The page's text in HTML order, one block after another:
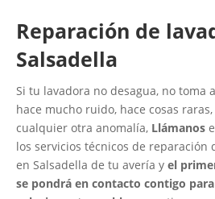
Reparación de
Salsadella
Si tu lavadora no desagua, no toma
hace mucho ruido, hace cosas
cualquier otra anomalía, Llámanos
los servicios técnicos de reparación
en Salsadella de tu avería y el
se pondrá en contacto contigo